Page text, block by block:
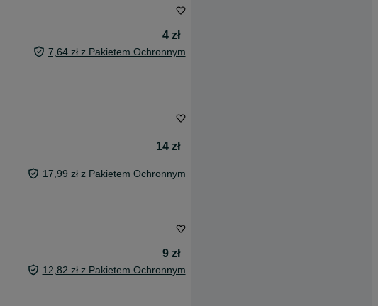
4 zł
7,64 zł z Pakietem Ochronnym
14 zł
17,99 zł z Pakietem Ochronnym
9 zł
12,82 zł z Pakietem Ochronnym